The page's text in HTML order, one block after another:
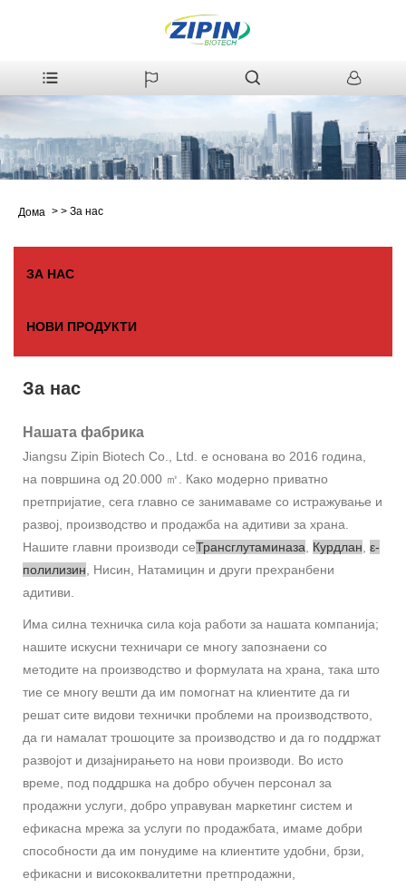
Дома > > За нас
ЗА НАС
НОВИ ПРОДУКТИ
За нас
Нашата фабрика
Jiangsu Zipin Biotech Co., Ltd. е основана во 2016 година,
на површина од 20.000 ㎡. Како модерно приватно
претпријатие, сега главно се занимаваме со истражување и
развој, производство и продажба на адитиви за храна.
Нашите главни производи сеТрансглутаминаза, Курдлан, ε-
полилизин, Нисин, Натамицин и други прехранбени
адитиви.
Има силна техничка сила која работи за нашата компанија;
нашите искусни техничари се многу запознаени со
методите на производство и формулата на храна, така што
тие се многу вешти да им помогнат на клиентите да ги
решат сите видови технички проблеми на производството,
да ги намалат трошоците за производство и да го поддржат
развојот и дизајнирањето на нови производи. Во исто
време, под поддршка на добро обучен персонал за
продажни услуги, добро управуван маркетинг систем и
ефикасна мрежа за услуги по продажбата, имаме добри
способности да им понудиме на клиентите удобни, брзи,
ефикасни и висококвалитетни претпродажни,